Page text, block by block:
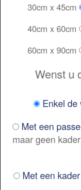
30cm x 45cm
40cm x 60cm
60cm x 90cm
Wenst u
Enkel de
Met een
maar geen
Met een kader